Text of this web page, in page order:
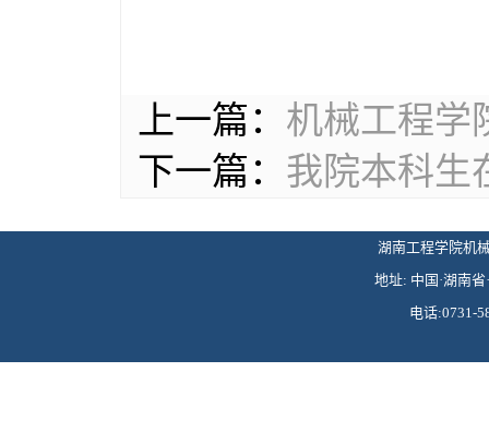
上一篇： 机械工程学
下一篇： 我院本科生
湖南工程学院机
地址: 中国·湖南
电话:0731-